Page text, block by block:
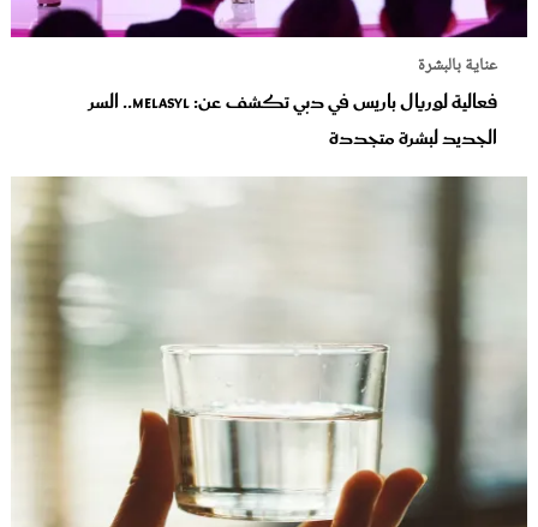
عناية بالبشرة
فعالية لوريال باريس في دبي تكشف عن: Melasyl.. السر
الجديد لبشرة متجددة